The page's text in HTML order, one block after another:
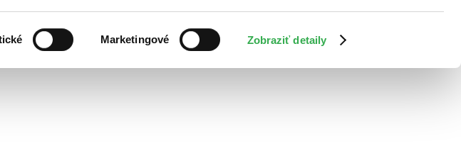
Marketingové Zobraziť detaily